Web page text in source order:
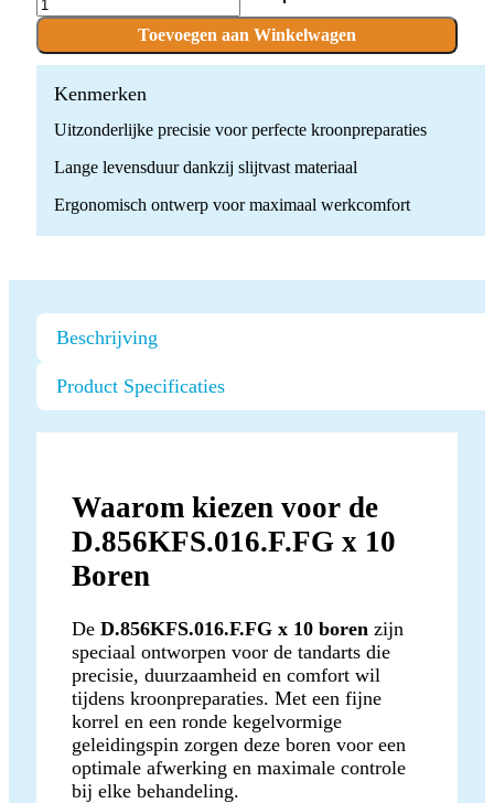
x
Boren
quantity
Toevoegen aan Winkelwagen
Kenmerken
Uitzonderlijke precisie voor perfecte kroonpreparaties
Lange levensduur dankzij slijtvast materiaal
Ergonomisch ontwerp voor maximaal werkcomfort
Beschrijving
Product Specificaties
Waarom kiezen voor de
D.856KFS.016.F.FG x 10
Boren
De D.856KFS.016.F.FG x 10 boren zijn
speciaal ontworpen voor de tandarts die
precisie, duurzaamheid en comfort wil
tijdens kroonpreparaties. Met een fijne
korrel en een ronde kegelvormige
geleidingspin zorgen deze boren voor een
optimale afwerking en maximale controle
bij elke behandeling.